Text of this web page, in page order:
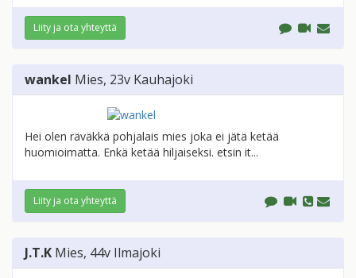
Liity ja ota yhteyttä
wankel Mies, 23v Kauhajoki
Hei olen räväkkä pohjalais mies joka ei jätä ketää
huomioimatta. Enkä ketää hiljaiseksi. etsin it...
Liity ja ota yhteyttä
J.T.K Mies, 44v Ilmajoki